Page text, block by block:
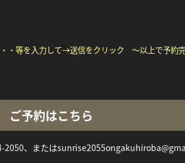
等を入力して→送信をクリック ～以上で予約完
ご予約はこちら
2050、または